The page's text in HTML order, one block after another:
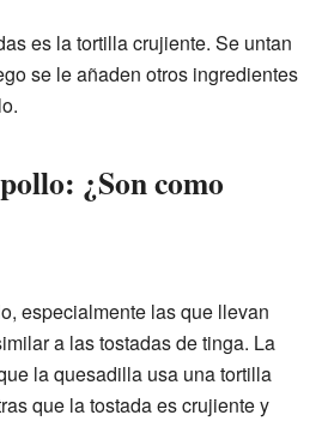
es la tortilla crujiente. Se untan
se le añaden otros ingredientes
¿Son como
especialmente las que llevan
a las tostadas de tinga. La
la quesadilla usa una tortilla
que la tostada es crujiente y